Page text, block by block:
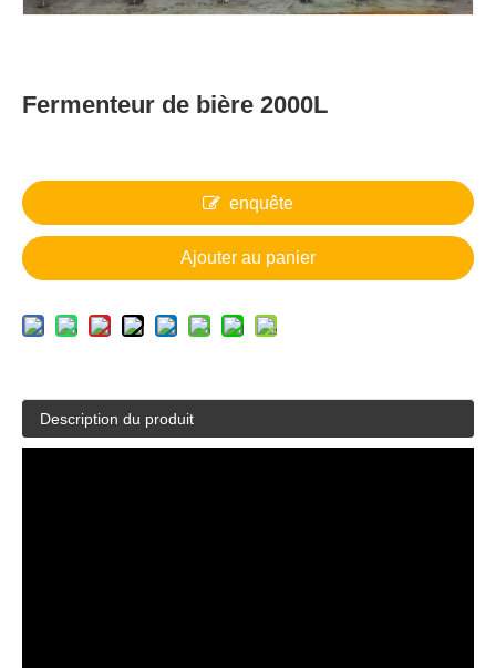
Fermenteur de bière 2000L
enquête
Ajouter au panier
Description du produit